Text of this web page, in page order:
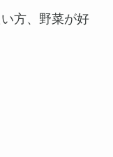
方、野菜が好